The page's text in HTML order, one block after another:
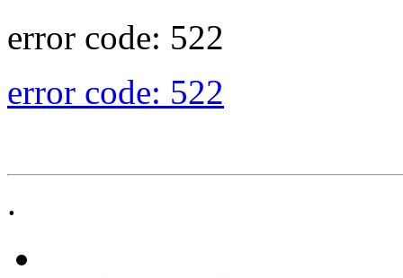
error code: 522
error code: 522
.